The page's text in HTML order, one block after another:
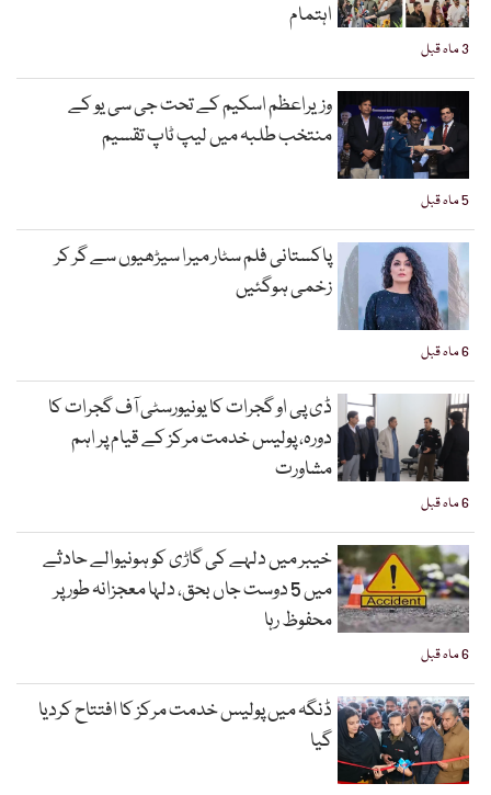
3 ماہ قبل
اہتمام
5 ماہ قبل
وزیراعظم اسکیم کے تحت جی سی یو کے
منتخب طلبہ میں لیپ ٹاپ تقسیم
6 ماہ قبل
پاکستانی فلم سٹار میرا سیڑھیوں سے گر کر
زخمی ہوگئیں
6 ماہ قبل
ڈی پی او گجرات کا یونیورسٹی آف گجرات کا
دورہ، پولیس خدمت مرکز کے قیام پر اہم
مشاورت
6 ماہ قبل
خیبر میں دلہے کی گاڑی کو ہونیوالے حادثے
میں 5 دوست جاں بحق، دلہا معجزانہ طور پر
محفوظ رہا
ڈنگہ میں پولیس خدمت مرکز کا افتتاح کردیا
گیا